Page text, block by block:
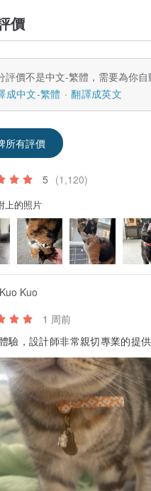
價
評價不是中文-繁體，需要為你自
成中文-繁體
翻譯成英文
所有評價
5 (1,120)
上的照片
Kuo Kuo
1 周前
驗，設計師非常親切專業的提